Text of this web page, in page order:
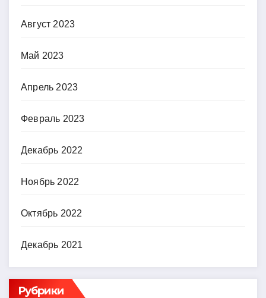
Август 2023
Май 2023
Апрель 2023
Февраль 2023
Декабрь 2022
Ноябрь 2022
Октябрь 2022
Декабрь 2021
Рубрики